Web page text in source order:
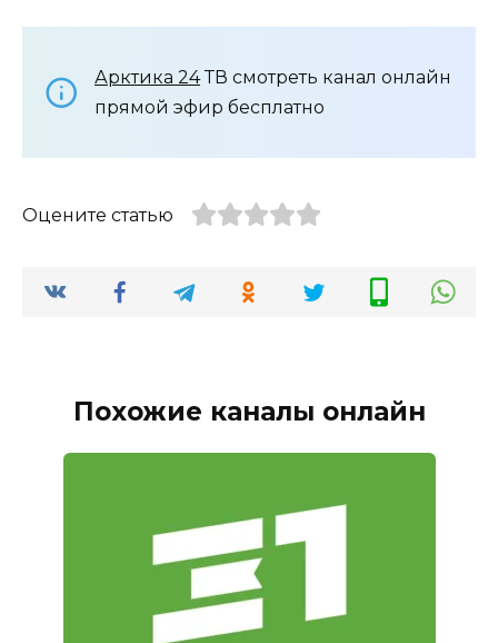
Арктика 24ТВ смотреть канал онлайн
прямой эфир бесплатно
Оцените статью
Похожие каналы онлайн